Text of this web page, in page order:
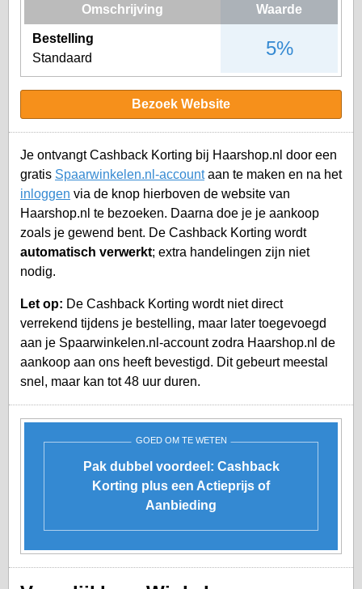
Omschrijving Waarde
Bestelling
Standaard
5%
Bezoek Website
Je ontvangt Cashback Korting bij Haarshop.nl door een
gratis Spaarwinkelen.nl-accountaan te maken en na het
inloggen via de knop hierboven de website van
Haarshop.nl te bezoeken. Daarna doe je je aankoop
zoals je gewend bent. De Cashback Korting wordt
automatisch verwerkt; extra handelingen zijn niet
nodig.
Let op: De Cashback Korting wordt niet direct
verrekend tijdens je bestelling, maar later toegevoegd
aan je Spaarwinkelen.nl-accountzodra Haarshop.nl de
aankoop aan ons heeft bevestigd. Dit gebeurt meestal
snel, maar kan tot 48 uur duren.
GOED OM TE WETEN
Pak dubbel voordeel: Cashback
Korting plus een Actieprijs of
Aanbieding